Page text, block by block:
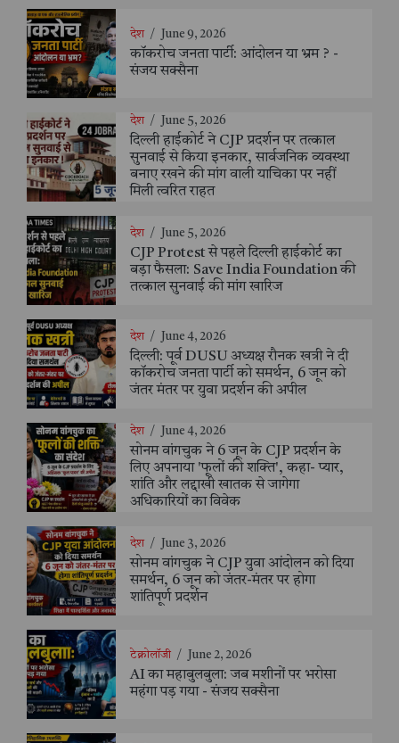
देश / June 9, 2026
कॉकरोच जनता पार्टी: आंदोलन या भ्रम ? -
संजय सक्सैना
देश / June 5, 2026
दिल्ली हाईकोर्ट ने CJP प्रदर्शन पर तत्काल
सुनवाई से किया इनकार, सार्वजनिक व्यवस्था
बनाए रखने की मांग वाली याचिका पर नहीं
मिली त्वरित राहत
देश / June 5, 2026
CJP Protest से पहले दिल्ली हाईकोर्ट का
बड़ा फैसला: Save India Foundation की
तत्काल सुनवाई की मांग खारिज
देश / June 4, 2026
दिल्ली: पूर्व DUSU अध्यक्ष रौनक खत्री ने दी
कॉकरोच जनता पार्टी को समर्थन, 6 जून को
जंतर मंतर पर युवा प्रदर्शन की अपील
देश / June 4, 2026
सोनम वांगचुक ने 6 जून के CJP प्रदर्शन के
लिए अपनाया 'फूलों की शक्ति', कहा- प्यार,
शांति और लद्दाखी खातक से जागेगा
अधिकारियों का विवेक
देश / June 3, 2026
सोनम वांगचुक ने CJP युवा आंदोलन को दिया
समर्थन, 6 जून को जंतर-मंतर पर होगा
शांतिपूर्ण प्रदर्शन
टेक्नोलॉजी / June 2, 2026
AI का महाबुलबुला: जब मशीनों पर भरोसा
महंगा पड़ गया - संजय सक्सैना